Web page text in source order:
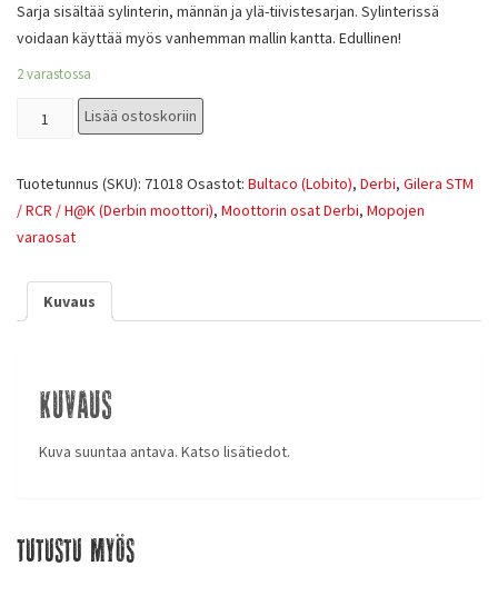
Sarja sisältää sylinterin, männän ja ylä-tiivistesarjan. Sylinterissä
voidaan käyttää myös vanhemman mallin kantta. Edullinen!
2 varastossa
Lisää ostoskoriin
Tuotetunnus (SKU): 71018 Osastot: Bultaco (Lobito), Derbi, Gilera STM
/ RCR / H@K (Derbin moottori), Moottorin osat Derbi, Mopojen
varaosat
Kuvaus
Kuvaus
Kuva suuntaa antava. Katso lisätiedot.
Tutustu myös